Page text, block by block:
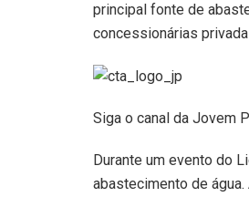
principal fonte de
concessionárias
Siga o canal da Jovem
Durante um evento do
abastecimento de